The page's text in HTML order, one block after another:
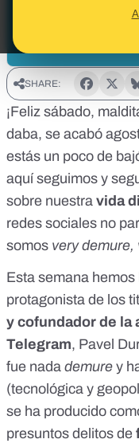
SHARE:
¡Feliz sábado,
daba, se acabó
estás un poco de
aquí seguimos y
sobre nuestra vida
redes sociales no
somos very demure,
Esta semana
protagonista de los
y cofundador de la
Telegram, Pavel
fue nada demure y
(tecnológica y
se ha producido
presuntos delitos de